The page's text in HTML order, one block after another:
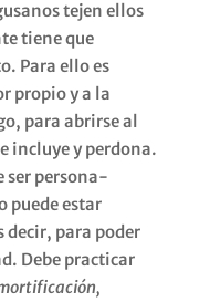
tejen ellos
tiene que
Para ello es
propio y a la
para abrirse al
incluye y perdona.
ser persona-
puede estar
decir, para poder
Debe practicar